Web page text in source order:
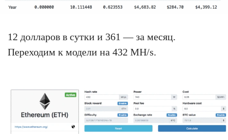
12 долларов в сутки и 361 — за месяц.
Переходим к модели на 432 MH/s.